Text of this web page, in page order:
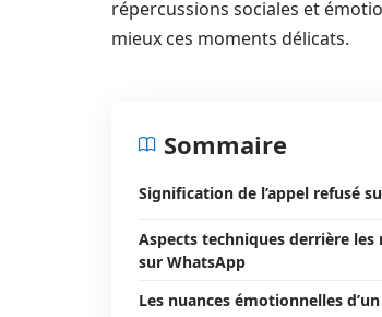
répercussions sociales et
mieux ces moments délicats.
Sommaire
Signification de l’appel refusé
Aspects techniques derrière les
sur WhatsApp
Les nuances émotionnelles